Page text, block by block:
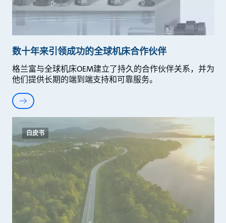
数十年来引领成功的全球机床合作伙伴
格兰富与全球机床OEM建立了持久的合作伙伴关系，并为
他们提供长期的端到端支持和可靠服务。
白皮书